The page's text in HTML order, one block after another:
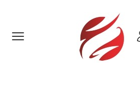
Menu